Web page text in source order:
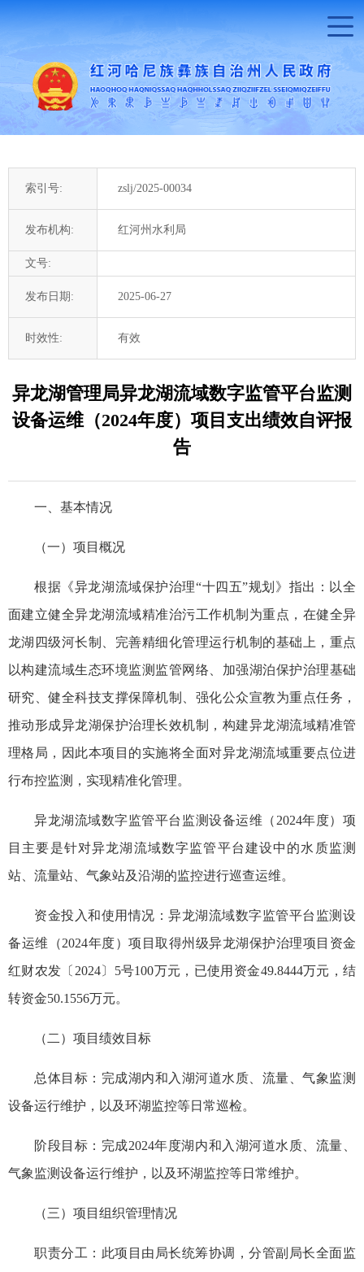
索引号: zslj/2025-00034
发布机构: 红河州水利局
文号:
发布日期: 2025-06-27
时效性: 有效
异龙湖管理局异龙湖流域数字监管平台监测
设备运维（2024年度）项目支出绩效自评报
告
一、基本情况
（一）项目概况
根据《异龙湖流域保护治理“十四五”规划》指出：以全
面建立健全异龙湖流域精准治污工作机制为重点，在健全异
龙湖四级河长制、完善精细化管理运行机制的基础上，重点
以构建流域生态环境监测监管网络、加强湖泊保护治理基础
研究、健全科技支撑保障机制、强化公众宣教为重点任务，
推动形成异龙湖保护治理长效机制，构建异龙湖流域精准管
理格局，因此本项目的实施将全面对异龙湖流域重要点位进
行布控监测，实现精准化管理。
异龙湖流域数字监管平台监测设备运维（2024年度）项
目主要是针对异龙湖流域数字监管平台建设中的水质监测
站、流量站、气象站及沿湖的监控进行巡查运维。
资金投入和使用情况：异龙湖流域数字监管平台监测设
备运维（2024年度）项目取得州级异龙湖保护治理项目资金
红财农发〔2024〕5号100万元，已使用资金49.8444万元，结
转资金50.1556万元。
（二）项目绩效目标
总体目标：完成湖内和入湖河道水质、流量、气象监测
设备运行维护，以及环湖监控等日常巡检。
阶段目标：完成2024年度湖内和入湖河道水质、流量、
气象监测设备运行维护，以及环湖监控等日常维护。
（三）项目组织管理情况
职责分工：此项目由局长统筹协调，分管副局长全面监